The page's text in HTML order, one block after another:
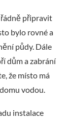
připravit
bylo rovné a
půdy. Dále
dům a zabrání
že místo má
vodou.
instalace